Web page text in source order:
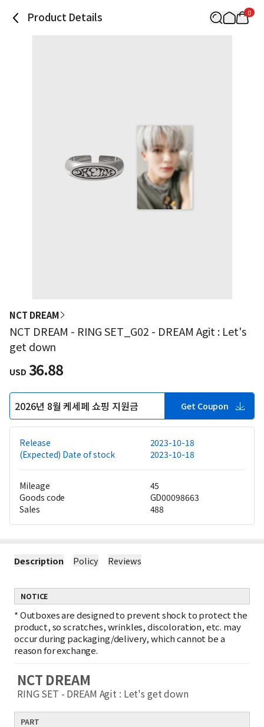
Product Details 0
NCT DREAM
NCT DREAM - RING SET_G02 - DREAM Agit : Let's
get down
USD 36.88
2026년 8월 케세페 쇼핑 지원금 Get Coupon
Release
2023-10-18
(Expected) Date of stock
2023-10-18
Mileage
45
Goods code
GD00098663
Sales
488
Description Policy Reviews
NOTICE
*Outboxes are designed to prevent shock to protect the
product, so scratches, wrinkles, discoloration, etc. may
occur during packaging/delivery, which cannot be a
reason for exchange.
NCT DREAM
RING SET - DREAM Agit : Let's get down
PART